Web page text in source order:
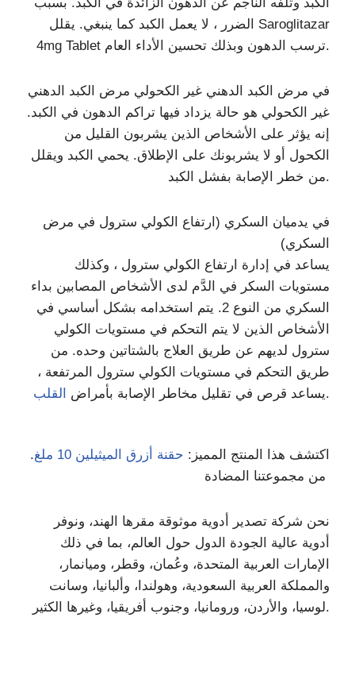
الضرر ، لا يعمل الكبد كما ينبغي. يقلل Saroglitazar
4mg Tablet ترسب الدهون وبذلك تحسين الأداء العام.
في مرض الكبد الدهني غير الكحولي مرض الكبد الدهني
غير الكحولي هو حالة يزداد فيها تراكم الدهون في الكبد.
إنه يؤثر على الأشخاص الذين يشربون القليل من
الكحول أو لا يشربونك على الإطلاق. يحمي الكبد ويقلل
من خطر الإصابة بفشل الكبد.
في يدميان السكري (ارتفاع الكولي سترول في مرض
السكري)
يساعد في إدارة ارتفاع الكولي سترول ، وكذلك
مستويات السكر في الدَّم لدى الأشخاص المصابين بداء
السكري من النوع 2. يتم استخدامه بشكل أساسي في
الأشخاص الذين لا يتم التحكم في مستويات الكولي
سترول لديهم عن طريق العلاج بالشتاتين وحده. من
طريق التحكم في مستويات الكولي سترول المرتفعة ،
يساعد قرص في تقليل مخاطر الإصابة بأمراض
القلب .
اكتشف هذا المنتج المميز: حقنة أزرق الميثيلين 10 ملغ
.
نحن شركة تصدير أدوية موثوقة مقرها الهند، ونوفر
أدوية عالية الجودة الدول حول العالم، بما في ذلك
الإمارات العربية المتحدة، وعُمان، وقطر، وميانمار،
والمملكة العربية السعودية، وهولندا، وألبانيا، وسانت
لوسيا، والأردن، ورومانيا، وجنوب أفريقيا، وغيرها الكثير.